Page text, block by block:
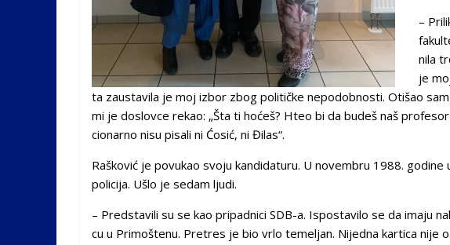
–
ni­la
je
ta za­u­sta­vi­la je moj iz­bor zbog po­li­tič­ke ne­po­dob­no­sti. Oti­šao
mi je do­slov­ce re­kao: „Šta ti ho­ćeš? Hteo bi da bu­deš naš
ci­o­nar­no ni­su pi­sa­li ni Ćo­sić, ni Đi­las“.
Ra­ško­vić je po­vu­kao svo­ju kan­di­da­tu­ru. U no­vem­bru 1988.
policija. Ušlo je se­dam lju­di.
– Pred­sta­vi­li su se kao pri­pad­ni­ci SDB-a. Is­po­sta­vi­lo se da ima­ju
cu u Pri­mo­šte­nu. Pre­tres je bio vr­lo te­me­ljan. Ni­jed­na kar­ti­ca ni­je